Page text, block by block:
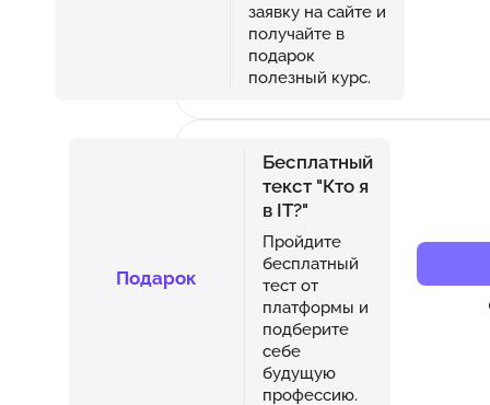
заявку на сайте и
получайте в
подарок
полезный курс.
Подарок
Бесплатный
текст "Кто я
в IT?"
Пройдите
бесплатный
тест от
платформы и
подберите
себе
будущую
профессию.